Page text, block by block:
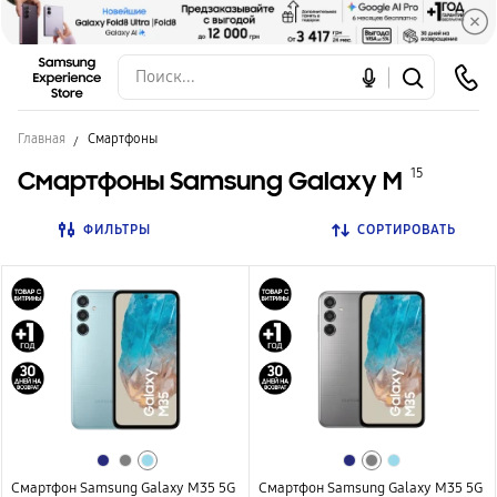
Главная Смартфоны
Смартфоны Samsung Galaxy M 15
ФИЛЬТРЫ СОРТИРОВАТЬ
Смартфон Samsung Galaxy M35 5G
Смартфон Samsung Galaxy M35 5G